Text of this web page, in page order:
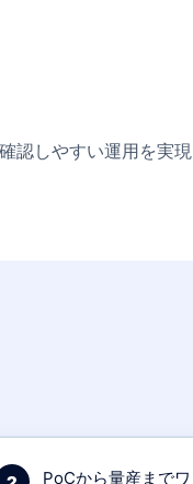
認しやすい運用を実現
PoCから量産まで